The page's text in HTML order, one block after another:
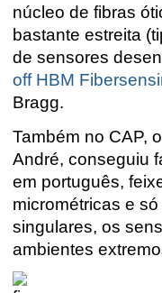
núcleo de fibras
bastante estreita
de sensores
off HBM
Bragg.
Também no CAP,
André, conseguiu
em português,
micrométricas e
singulares, os
ambientes